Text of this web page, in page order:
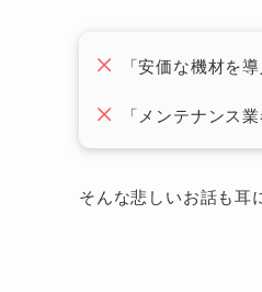
「安価な機材を
「メンテナンス
そんな悲しいお話も耳